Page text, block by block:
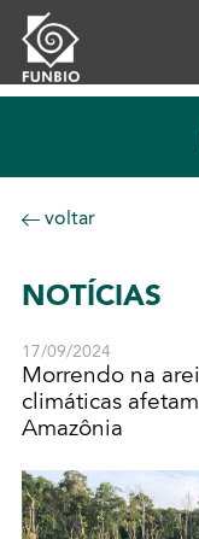
voltar
NOTÍCIAS
17/09/2024
Morrendo na
climáticas
Amazônia